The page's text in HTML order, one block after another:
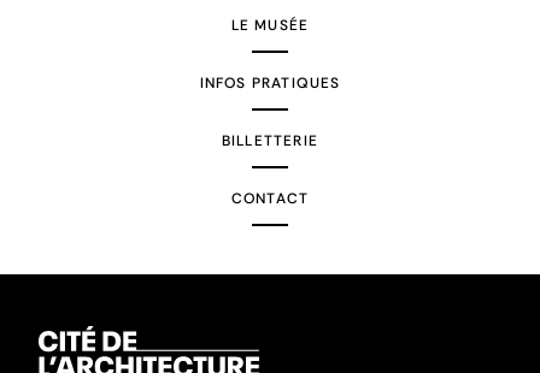
LE MUSÉE
INFOS PRATIQUES
BILLETTERIE
CONTACT